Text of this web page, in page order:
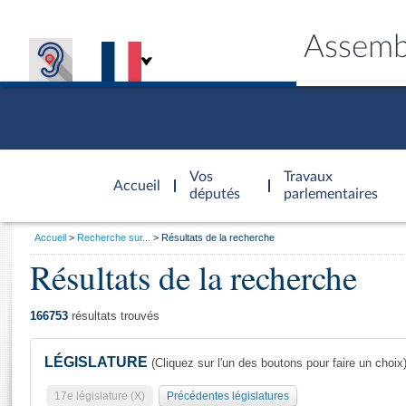
Accueil
d'accueil
Vos
députés
Travaux
parlementaires
Général
Vous
Accueil Recherche sur... Résultats de la recherche
Résultats de la recherche
166753 résultats trouvés
LÉGISLATURE (Cliquez sur l'un des boutons pour faire un choix)
17e législature (X) Précédentes législatures